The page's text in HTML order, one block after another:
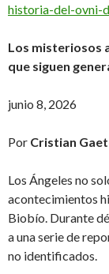
historia-del-ovni-
Los misteriosos
que siguen
junio 8, 2026
Por Cristian
Los Ángeles no
acontecimientos
Biobío. Durante
a una serie de
no identificados.